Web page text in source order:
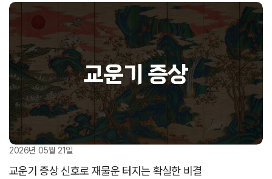
2026년 05월 21일
교운기 증상 신호로 재물운 터지는 확실한 비결